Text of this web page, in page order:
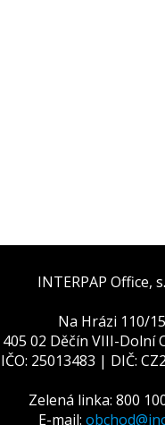
INTERPAP Office,
Na Hrázi 110/15
405 02 Děčín VIII-Dolní
IČO: 25013483 | DIČ:
Zelená linka: 800
E-mail: